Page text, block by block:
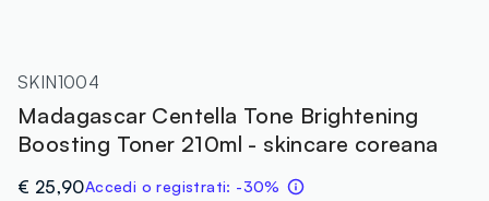
SKIN1004
Madagascar Centella Tone Brightening
Boosting Toner 210ml - skincare coreana
€ 25,90Accedi o registrati: -30%